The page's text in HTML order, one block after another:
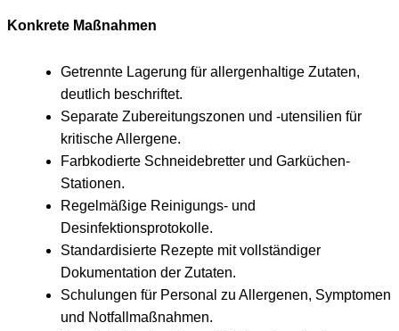
Konkrete Maßnahmen
Getrennte Lagerung für allergenhaltige Zutaten,
deutlich beschriftet.
Separate Zubereitungszonen und -utensilien für
kritische Allergene.
Farbkodierte Schneidebretter und Garküchen-
Stationen.
Regelmäßige Reinigungs- und
Desinfektionsprotokolle.
Standardisierte Rezepte mit vollständiger
Dokumentation der Zutaten.
Schulungen für Personal zu Allergenen, Symptomen
und Notfallmaßnahmen.